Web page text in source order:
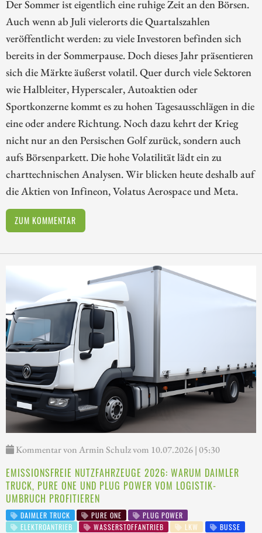
Der Sommer ist eigentlich eine ruhige Zeit an den Börsen.
Auch wenn ab Juli vielerorts die Quartalszahlen
veröffentlicht werden: zu viele Investoren befinden sich
bereits in der Sommerpause. Doch dieses Jahr präsentieren
sich die Märkte äußerst volatil. Quer durch viele Sektoren
wie Halbleiter, Hyperscaler, Autoaktien oder
Sportkonzerne kommt es zu hohen Tagesausschlägen in die
eine oder andere Richtung. Noch dazu kehrt der Krieg
nicht nur an den Persischen Golf zurück, sondern auch
aufs Börsenparkett. Die hohe Volatilität lädt ein zu
charttechnischen Analysen. Wir blicken heute deshalb auf
die Aktien von Infineon, Volatus Aerospace und Meta.
ZUM KOMMENTAR
Kommentar von Armin Schulz vom 10.07.2026 | 05:30
EMISSIONSFREIE NUTZFAHRZEUGE 2026: WARUM DAIMLER
TRUCK, PURE ONE UND PLUG POWER VOM LOGISTIK-
UMBRUCH PROFITIEREN
DAIMLER TRUCK PURE ONE
PLUG POWER
ELEKTROANTRIEB
WASSERSTOFFANTRIEB LKW
BUSSE